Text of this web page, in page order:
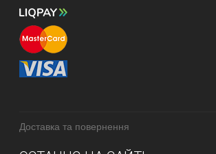
Доставка та повернення